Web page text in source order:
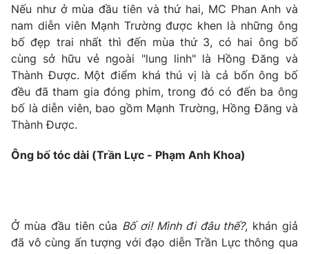
Phim VTV
Hậu trường
Nhân vật
Khán giả
Giải sao mai
Giải trí
Điện ảnh
Âm nhạc
Sao
Đời sống
Du lịch
Làm đẹp
Chất lượng cuộc sống
Giáo dục
Tuyển sinh
Học trực tuyến
Thị trường
Lịch phát sóng
Nếu như ở mùa đầu tiên và thứ hai, MC Phan Anh và
nam diễn viên Mạnh Trường được khen là những ông
bố đẹp trai nhất thì đến mùa thứ 3, có hai ông bố
cùng sở hữu vẻ ngoài "lung linh" là Hồng Đăng và
Thành Được. Một điểm khá thú vị là cả bốn ông bố
đều đã tham gia đóng phim, trong đó có đến ba ông
bố là diễn viên, bao gồm Mạnh Trường, Hồng Đăng và
Thành Được.
Ông bố tóc dài (Trần Lực - Phạm Anh Khoa)
Ở mùa đầu tiên của Bố ơi! Mình đi đâu thế?, khán giả
đã vô cùng ấn tượng với đạo diễn Trần Lực thông qua